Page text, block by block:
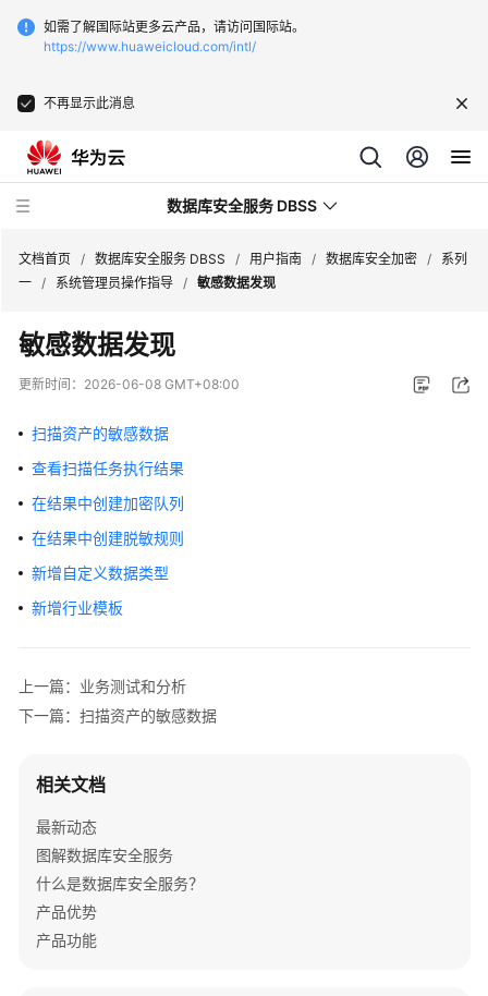
如需了解国际站更多云产品，请访问国际站。
https://www.huaweicloud.com/intl/
不再显示此消息
数据库安全服务 DBSS
新
动
品
介
计
说
快
速
用
户
指
南
创
文档首页 / 数据库安全服务 DBSS / 用户指南 / 数据库安全加密 /
系列
一 / 系统管理员操作指导 / 敏感数据发现
敏感数据发现
更新时间： 2026-06-08 GMT+08:00
扫描资产的敏感数据
查看扫描任务执行结果
在结果中创建加密队列
在结果中创建脱敏规则
新增自定义数据类型
新增行业模板
上一篇：业务测试和分析
下一篇：扫描资产的敏感数据
相关文档
最新动态
图解数据库安全服务
什么是数据库安全服务？
产品优势
产品功能